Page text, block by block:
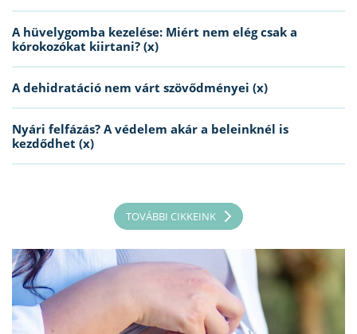
A hüvelygomba kezelése: Miért nem elég csak a
kórokozókat kiirtani? (x)
A dehidratáció nem várt szövődményei (x)
Nyári felfázás? A védelem akár a beleinknél is
kezdődhet (x)
TOVÁBBI CIKKEINK